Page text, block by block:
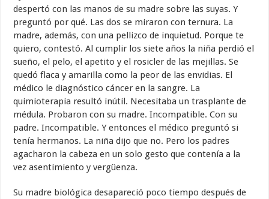
despertó con las manos de su madre sobre las suyas. Y
preguntó por qué. Las dos se miraron con ternura. La
madre, además, con una pellizco de inquietud. Porque te
quiero, contestó. Al cumplir los siete años la niña perdió el
sueño, el pelo, el apetito y el rosicler de las mejillas. Se
quedó flaca y amarilla como la peor de las envidias. El
médico le diagnóstico cáncer en la sangre. La
quimioterapia resultó inútil. Necesitaba un trasplante de
médula. Probaron con su madre. Incompatible. Con su
padre. Incompatible. Y entonces el médico preguntó si
tenía hermanos. La niña dijo que no. Pero los padres
agacharon la cabeza en un solo gesto que contenía a la
vez asentimiento y vergüenza.
Su madre biológica desapareció poco tiempo después de